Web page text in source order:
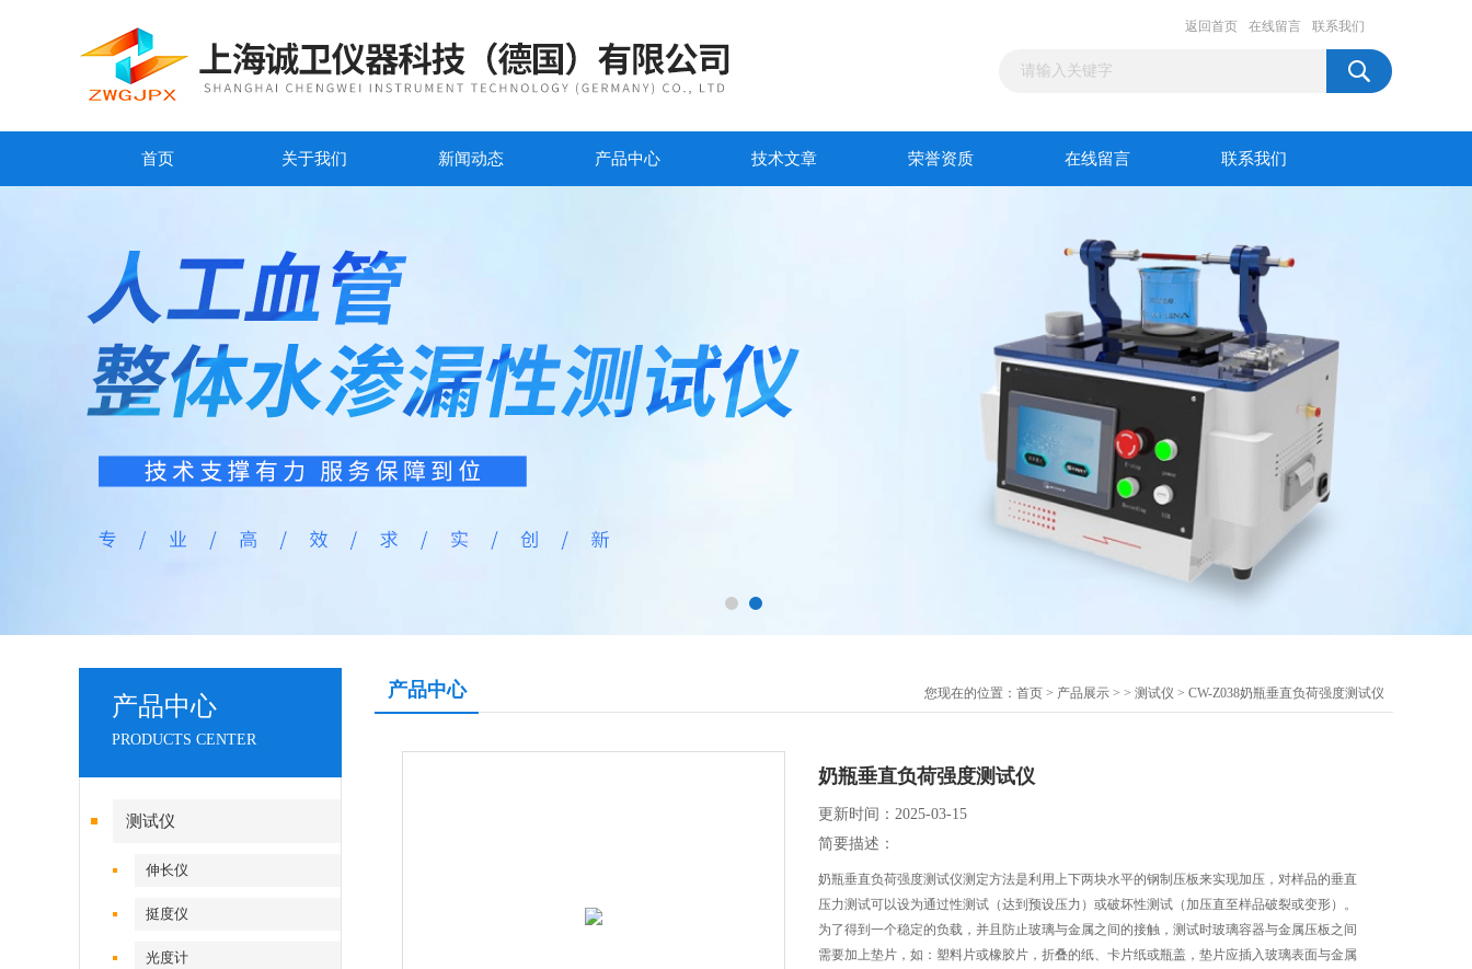
返回首页 在线留言 联系我们
首页 关于我们 新闻动态 产品中心 技术文章 荣誉资质 在线留言 联系我们
产品中心
PRODUCTS CENTER
测试仪
伸长仪
挺度仪
光度计
产品中心 您现在的位置： 首页 > 产品展示 > > 测试仪 > CW-Z038奶瓶垂直负荷强度测试仪
奶瓶垂直负荷强度测试仪
更新时间：2025-03-15
简要描述：
奶瓶垂直负荷强度测试仪测定方法是利用上下两块水平的钢制压板来实现加压，对样品的垂直
压力测试可以设为通过性测试（达到预设压力）或破坏性测试（加压直至样品破裂或变形）。
为了得到一个稳定的负载，并且防止玻璃与金属之间的接触，测试时玻璃容器与金属压板之间
需要加上垫片，如：塑料片或橡胶片，折叠的纸、卡片纸或瓶盖，垫片应插入玻璃表面与金属